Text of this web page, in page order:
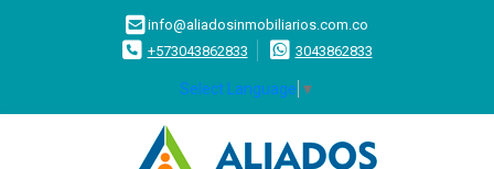
info@aliadosinmobiliarios.com.co
+573043862833
3043862833
Select Language ▼